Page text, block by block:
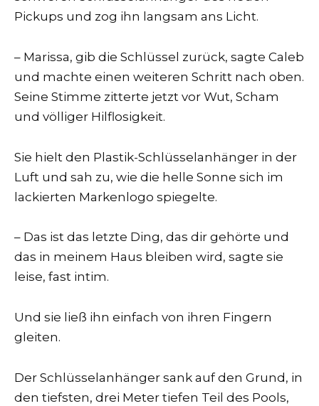
Pickups und zog ihn langsam ans Licht.
– Marissa, gib die Schlüssel zurück, sagte Caleb
und machte einen weiteren Schritt nach oben.
Seine Stimme zitterte jetzt vor Wut, Scham
und völliger Hilflosigkeit.
Sie hielt den Plastik-Schlüsselanhänger in der
Luft und sah zu, wie die helle Sonne sich im
lackierten Markenlogo spiegelte.
– Das ist das letzte Ding, das dir gehörte und
das in meinem Haus bleiben wird, sagte sie
leise, fast intim.
Und sie ließ ihn einfach von ihren Fingern
gleiten.
Der Schlüsselanhänger sank auf den Grund, in
den tiefsten, drei Meter tiefen Teil des Pools,